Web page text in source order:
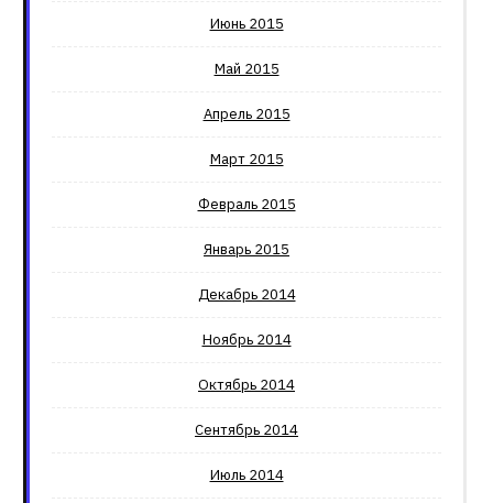
Июнь 2015
Май 2015
Апрель 2015
Март 2015
Февраль 2015
Январь 2015
Декабрь 2014
Ноябрь 2014
Октябрь 2014
Сентябрь 2014
Июль 2014